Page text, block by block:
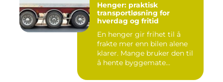
Henger: praktisk
transportløsning for
hverdag og fritid
En henger gir frihet til å
frakte mer enn bilen alene
klarer. Mange bruker den til
å hente byggemate...